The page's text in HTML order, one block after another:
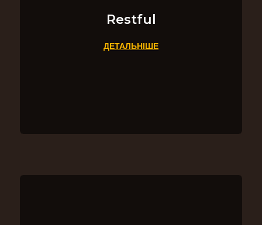
Restful
ДЕТАЛЬНІШЕ